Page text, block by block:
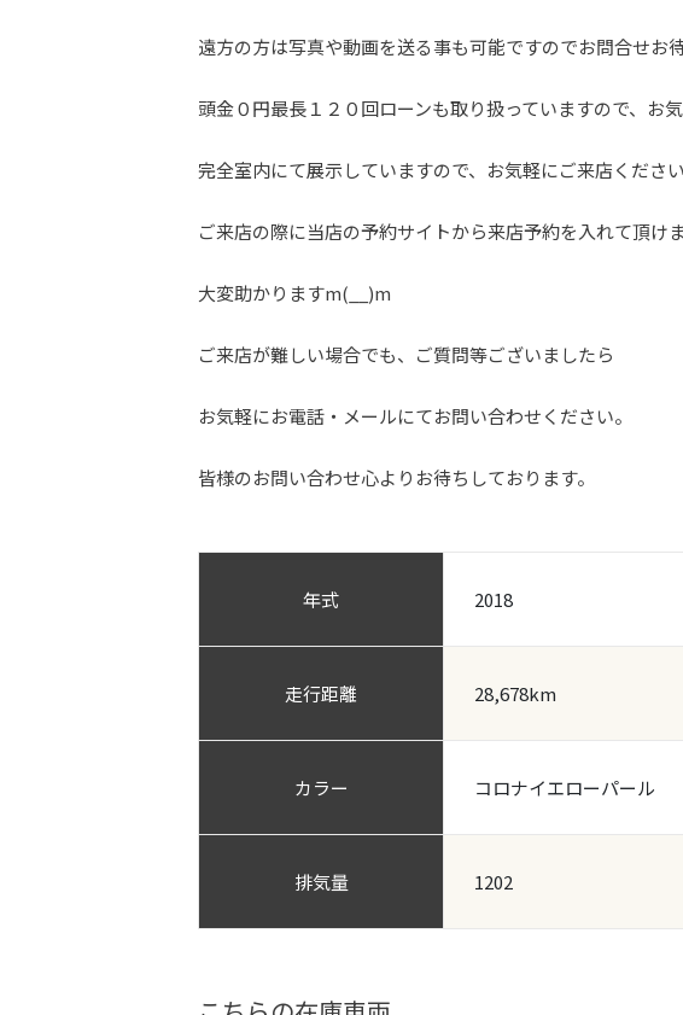
遠方の方は写真や動画を送る事も可能ですのでお問合せお
頭金０円最長１２０回ローンも取り扱っていますので、お
完全室内にて展示していますので、お気軽にご来店くださ
ご来店の際に当店の予約サイトから来店予約を入れて頂けま
大変助かりますm(__)m
ご来店が難しい場合でも、ご質問等ございましたら
お気軽にお電話・メールにてお問い合わせください。
皆様のお問い合わせ心よりお待ちしております。
年式 2018
走行距離 28,678km
カラー コロナイエローパール
排気量 1202